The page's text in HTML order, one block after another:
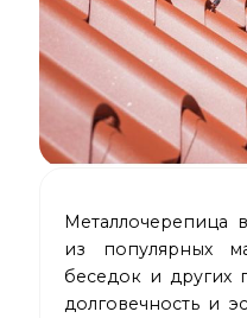
Металлочерепица
из популярных
беседок и других
долговечность и